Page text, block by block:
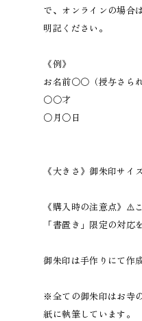
で、オンラインの場合
明記ください。
《例》
お名前〇〇（授与さら
〇〇才
○月○日
《大きさ》御朱印サイ
《購入時の注意点》⚠️
「書置き」限定の対応
御朱印は手作りにて作
※全ての御朱印はお寺
紙に執筆しています。